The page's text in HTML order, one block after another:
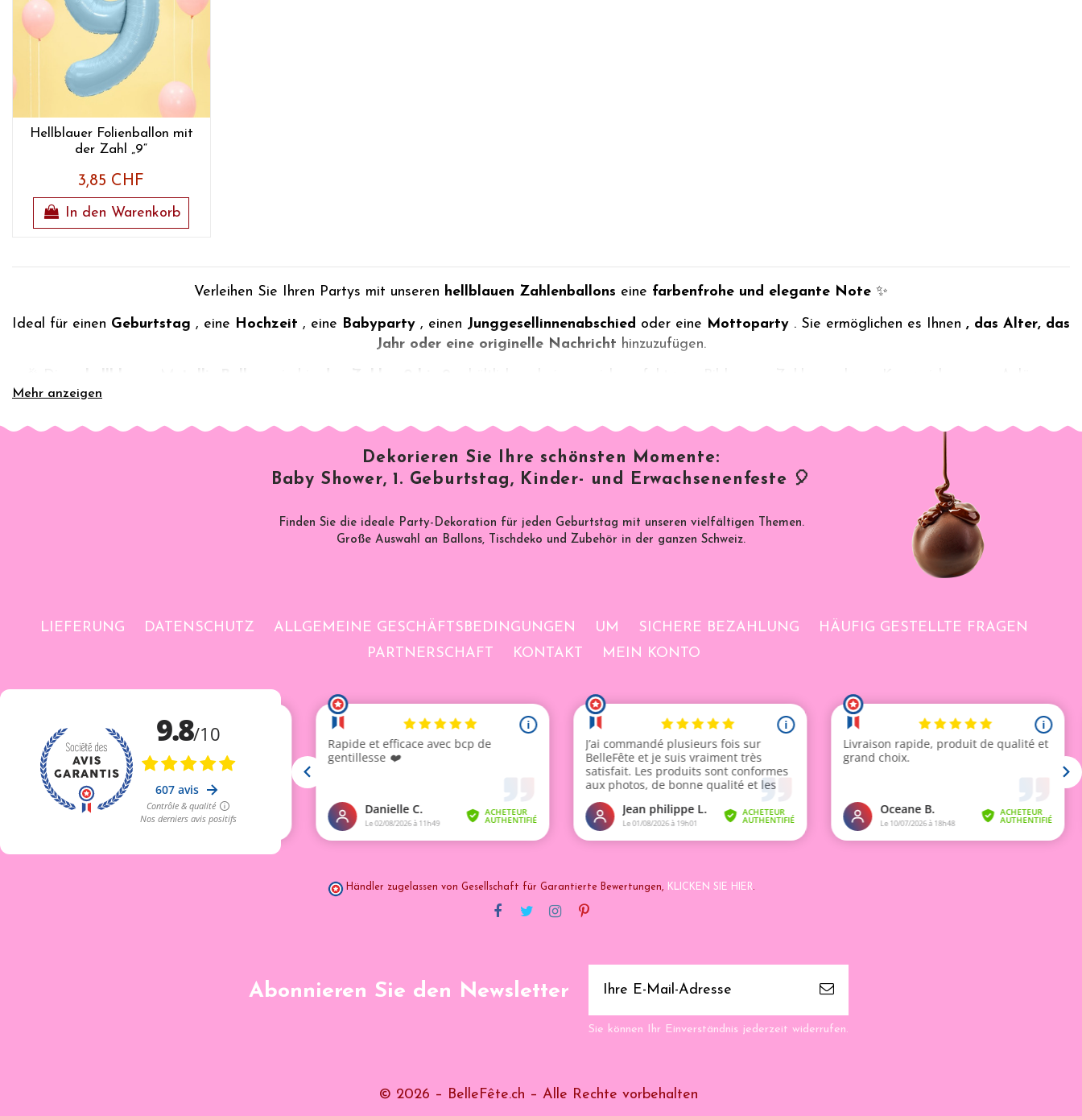
Hellblauer Folienballon mit
der Zahl „9“
3,85 CHF
In den Warenkorb
Verleihen Sie Ihren Partys mit unseren hellblauen Zahlenballons eine farbenfrohe und elegante Note ✨
Ideal für einen Geburtstag , eine Hochzeit , eine Babyparty , einen Junggesellinnenabschied oder eine Mottoparty . Sie ermöglichen es Ihnen , das Alter, das
Jahr oder eine originelle Nachricht hinzuzufügen.
👉 Sielassen sich leicht mit Luft oder Helium aufblasen, können einfach an die Wand gehängt oder in einenBallonbogen gesteckt werden und sorgen so für
einen spektakulären Look.
📦 Schnelle Lieferung in der Schweiz – kostenlos ab 99 CHF
Mehr anzeigen
Dekorieren Sie Ihre schönsten Momente:
Baby Shower, 1. Geburtstag, Kinder- und Erwachsenenfeste 🎈
Finden Sie die ideale Party-Dekoration für jeden Geburtstag mit unseren vielfältigen Themen.
Große Auswahl an Ballons, Tischdeko und Zubehör in der ganzen Schweiz.
LIEFERUNG DATENSCHUTZ ALLGEMEINE GESCHÄFTSBEDINGUNGEN UM SICHERE BEZAHLUNG
HÄUFIG GESTELLTE FRAGEN
PARTNERSCHAFT
KONTAKT MEIN KONTO
Händler zugelassen von Gesellschaft für Garantierte Bewertungen, KLICKEN SIE HIER.
Abonnieren Sie den Newsletter
Sie können Ihr Einverständnis jederzeit widerrufen.
© 2026 – BelleFête.ch – Alle Rechte vorbehalten